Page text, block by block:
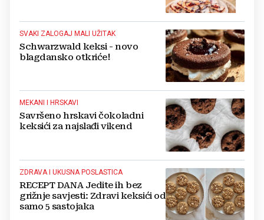
SVAKI ZALOGAJ MALI UŽITAK
Schwarzwald keksi - novo
blagdansko otkriće!
MEKANI I HRSKAVI
Savršeno hrskavi čokoladni
keksići za najslađi vikend
ZDRAVA I UKUSNA POSLASTICA
RECEPT DANA Jedite ih bez
grižnje savjesti: Zdravi keksići od
samo 5 sastojaka